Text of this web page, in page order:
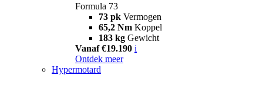
Formula 73
73 pk Vermogen
65,2 Nm Koppel
183 kg Gewicht
Vanaf €19.190 i
Ontdek meer
Hypermotard